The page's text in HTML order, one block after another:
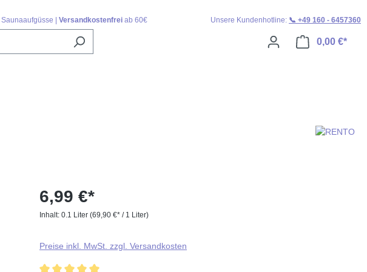
Saunaaufgüsse | Versandkostenfrei ab 60€ Unsere Kundenhotline: 📞 +49 160 - 6457360
0,00 €*
6,99 €*
Inhalt: 0.1 Liter (69,90 €* / 1 Liter)
Preise inkl. MwSt. zzgl. Versandkosten